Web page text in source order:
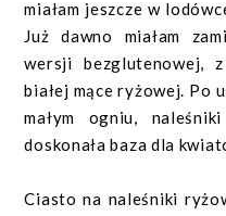
miałam jeszcze w
Już dawno miałam
wersji bezglutenowej,
białej mące ryżowej. Po
małym ogniu,
doskonała baza dla
Ciasto na naleśniki